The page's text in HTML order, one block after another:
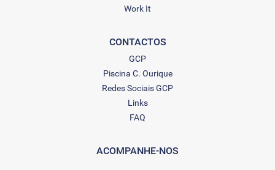
Work It
CONTACTOS
GCP
Piscina C. Ourique
Redes Sociais GCP
Links
FAQ
ACOMPANHE-NOS